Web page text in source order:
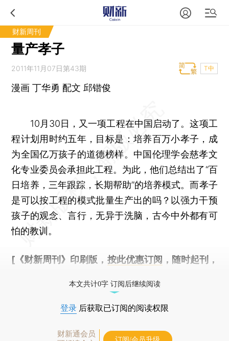
财新周刊
量产孝子
2011年11月07日第43期 T中
漫画 丁华勇 配文 邱锴俊
10月30日，又一项工程在中国启动了。这项工
程计划用时约五年，目标是：培养百万小孝子，成
为全国亿万孩子的道德榜样。中国伦理学会慈孝文
化专业委员会承担此工程。为此，他们总结出了“百
日培养，三年跟踪，长期帮助”的培养模式。而孝子
是可以按工程的模式批量生产出的吗？以强力干预
孩子的观念、言行，无异于洗脑，古今中外都有可
怕的教训。
[《财新周刊》印刷版， 按此优惠订阅 ，随时起刊，
本文共计0字 订阅后继续阅读
登录 后获取已订阅的阅读权限
财新通会员